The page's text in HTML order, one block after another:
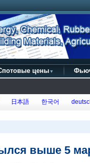
цены ▼
日本語 한국어
выше 5